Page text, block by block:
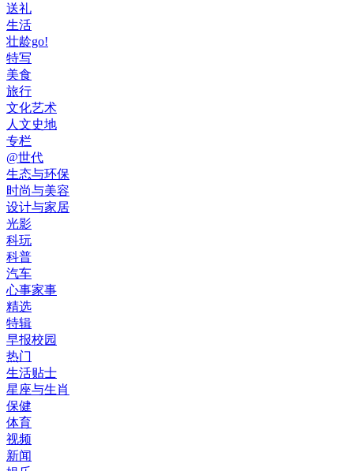
送礼
生活
壮龄go!
特写
美食
旅行
文化艺术
人文史地
专栏
@世代
生态与环保
时尚与美容
设计与家居
光影
科玩
科普
汽车
心事家事
精选
特辑
早报校园
热门
生活贴士
星座与生肖
保健
体育
视频
新闻